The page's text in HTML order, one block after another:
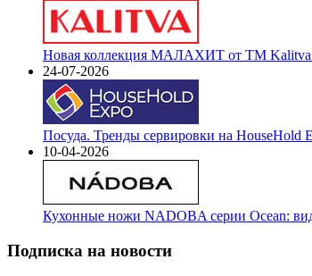
Новая коллекция МАЛАХИТ от ТМ Kalitva:
24-07-2026
Посуда. Тренды сервировки на HouseHold
10-04-2026
Кухонные ножи NADOBA серии Ocean:
Подписка на новости